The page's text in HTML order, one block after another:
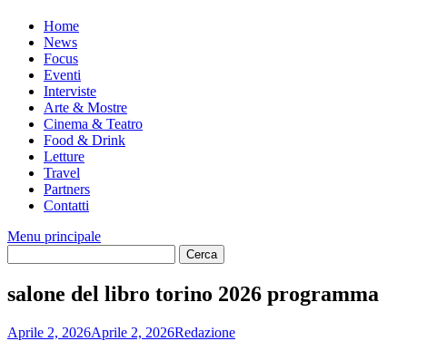
Home
News
Focus
Eventi
Interviste
Arte & Mostre
Cinema & Teatro
Food & Drink
Letture
Travel
Partners
Contatti
Menu principale
salone del libro torino 2026 programma
Aprile 2, 2026Aprile 2, 2026Redazione